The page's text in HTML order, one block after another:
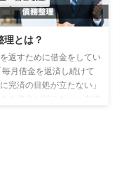
理とは？
を返すために借金をしてい
毎月借金を返済し続けて
完済の目処が立たない」